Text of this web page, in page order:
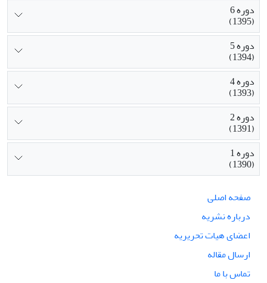
دوره 6
(1395)
دوره 5
(1394)
دوره 4
(1393)
دوره 2
(1391)
دوره 1
(1390)
صفحه اصلی
درباره نشریه
اعضای هیات تحریریه
ارسال مقاله
تماس با ما